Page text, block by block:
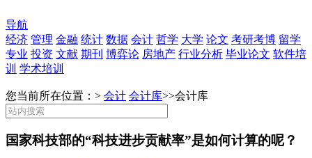
导航
经济 管理 金融 统计 数据 会计 哲学 大学 论文 考研考博 留学
专业 投资 文献 期刊 博弈论 房地产 行业分析 毕业论文 软件培
训 学术培训
您当前所在位置：> 会计 会计库>>会计库
国家科技部的“科技进步贡献率”是如何计算的呢？